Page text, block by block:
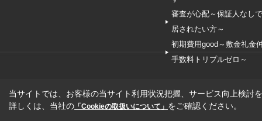
審査が心配～保証人なし
居されたい方～
初期費用good～敷金礼金
手数料トリプルゼロ～
当サイトでは、お客様の当サイト利用状況把握、サービス向上検討
詳しくは、当社の 「Cookieの取扱いについて」 をご確認ください。